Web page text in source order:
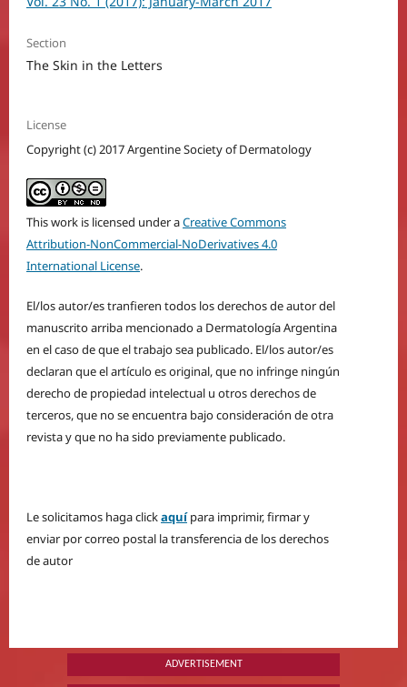
Section
The Skin in the Letters
License
Copyright (c) 2017 Argentine Society of Dermatology
This work is licensed under aCreative Commons
Attribution-NonCommercial-NoDerivatives 4.0
International License.
El/los autor/es tranfieren todos los derechos de autor del
manuscrito arriba mencionado a Dermatología Argentina
en el caso de que el trabajo sea publicado. El/los autor/es
declaran que el artículo es original, que no infringe ningún
derecho de propiedad intelectual u otros derechos de
terceros, que no se encuentra bajo consideración de otra
revista y que no ha sido previamente publicado.
Le solicitamos haga clickaquí para imprimir, firmar y
enviar por correo postal la transferencia de los derechos
de autor
ADVERTISEMENT